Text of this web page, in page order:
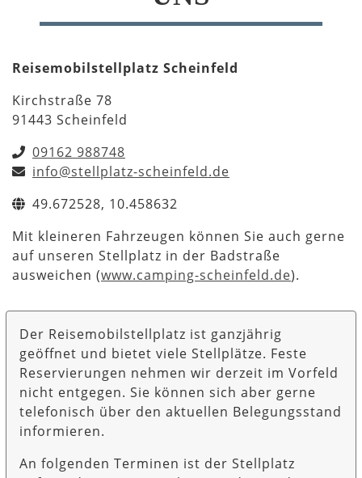
Reisemobilstellplatz Scheinfeld
Kirchstraße 78
91443 Scheinfeld
09162 988748
info@stellplatz-scheinfeld.de
49.672528, 10.458632
Mit kleineren Fahrzeugen können Sie auch gerne
auf unseren Stellplatz in der Badstraße
ausweichen (www.camping-scheinfeld.de).
Der Reisemobilstellplatz ist ganzjährig
geöffnet und bietet viele Stellplätze. Feste
Reservierungen nehmen wir derzeit im Vorfeld
nicht entgegen. Sie können sich aber gerne
telefonisch über den aktuellen Belegungsstand
informieren.
An folgenden Terminen ist der Stellplatz